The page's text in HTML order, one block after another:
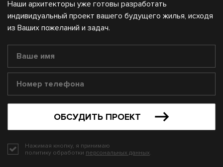
Наши архитекторы уже готовы разработать
индивидуальный проект вашего будущего жилья, исходя
из Ваших пожеланий и задач.
ОБСУДИТЬ ПРОЕКТ
Нажимая кнопку, я принимаю
политику обработки персональных данных.